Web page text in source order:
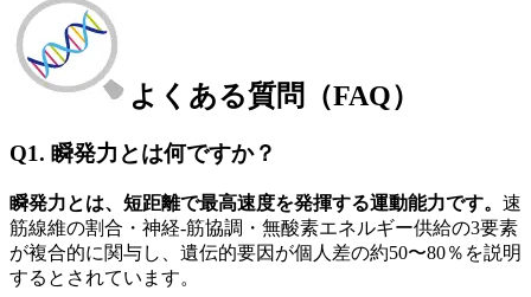
よくある質問（FAQ）
Q1. 瞬発力とは何ですか？
瞬発力とは、短距離で最高速度を発揮する運動能力です。 速
筋線維の割合・神経-筋協調・無酸素エネルギー供給の3要素
が複合的に関与し、遺伝的要因が個人差の約50〜80％を説明
するとされています。